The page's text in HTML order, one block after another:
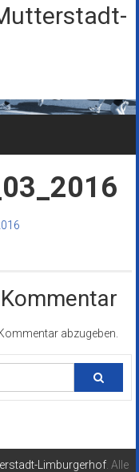
abzugeben.
Limburgerhof . Alle